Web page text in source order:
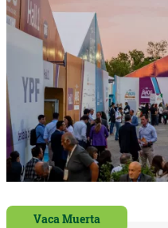
Vaca Muerta